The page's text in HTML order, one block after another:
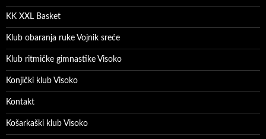
KK XXL Basket
Klub obaranja ruke Vojnik sreće
Klub ritmičke gimnastike Visoko
Konjički klub Visoko
Kontakt
Košarkaški klub Visoko